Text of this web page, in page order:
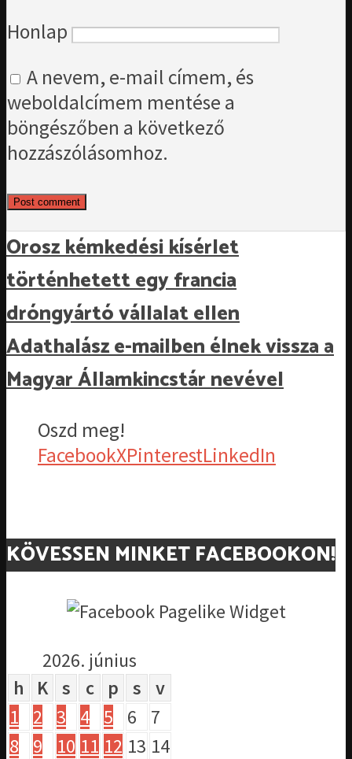
Honlap
A nevem, e-mail címem, és
weboldalcímem mentése a
böngészőben a következő
hozzászólásomhoz.
Orosz kémkedési kísérlet
történhetett egy francia
dróngyártó vállalat ellen
Adathalász e-mailben élnek vissza a
Magyar Államkincstár nevével
Oszd meg!
FacebookXPinterestLinkedIn
KÖVESSEN MINKET FACEBOOKON!
2026. június
h
K s c p s
v
1
2 3 4 5 6
7
8
9 10 11 12 13 14